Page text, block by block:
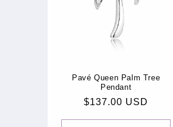
Pavé Queen Palm Tree
Pendant
Prix
$137.00 USD